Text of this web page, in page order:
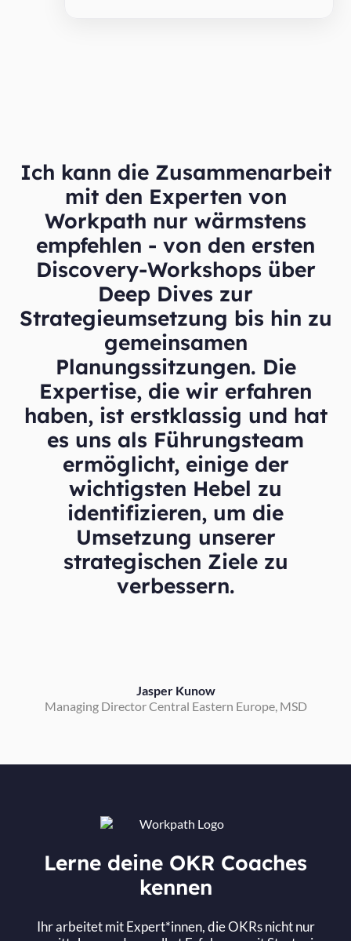
Ich kann die Zusammenarbeit
mit den Experten von
Workpath nur wärmstens
empfehlen - von den ersten
Discovery-Workshops über
Deep Dives zur
Strategieumsetzung bis hin zu
gemeinsamen
Planungssitzungen. Die
Expertise, die wir erfahren
haben, ist erstklassig und hat
es uns als Führungsteam
ermöglicht, einige der
wichtigsten Hebel zu
identifizieren, um die
Umsetzung unserer
strategischen Ziele zu
verbessern.
Jasper Kunow
Managing Director Central Eastern Europe, MSD
Lerne deine OKR Coaches
kennen
Ihr arbeitet mit Expert*innen, die OKRs nicht nur